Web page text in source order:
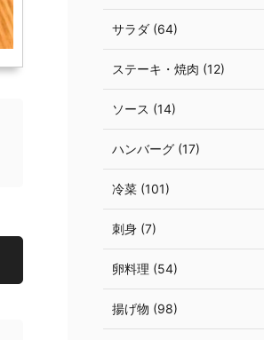
サラダ (64)
ステーキ・焼肉 (12)
ソース (14)
ハンバーグ (17)
冷菜 (101)
刺身 (7)
卵料理 (54)
揚げ物 (98)